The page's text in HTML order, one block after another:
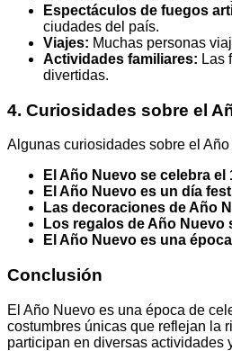
Espectáculos de fuegos
ciudades del país.
Viajes: Muchas personas
Actividades familiares: Las
divertidas.
4. Curiosidades sobre el
Algunas curiosidades sobre el
El Año Nuevo se celebra el
El Año Nuevo es un día
Las decoraciones de Año
Los regalos de Año
El Año Nuevo es una
Conclusión
El Año Nuevo es una época de
costumbres únicas que reflejan la
participan en diversas actividades